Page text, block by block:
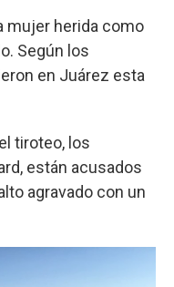
mujer herida como
Según los
en Juárez esta
tiroteo, los
están acusados
agravado con un